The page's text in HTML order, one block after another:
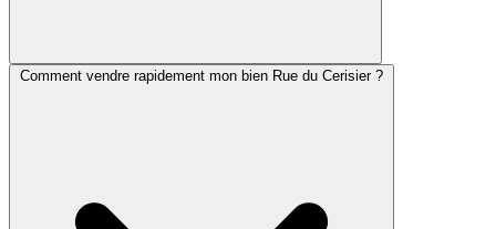
Comment vendre rapidement mon bien Rue du Cerisier ?